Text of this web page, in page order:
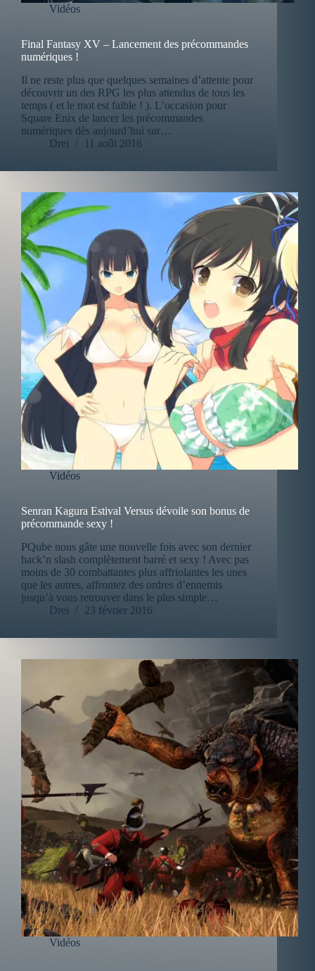
Vidéos
Final Fantasy XV – Lancement des précommandes
numériques !
Il ne reste plus que quelques semaines d’attente pour
découvrir un des RPG les plus attendus de tous les
temps ( et le mot est faible ! ). L’occasion pour
Square Enix de lancer les précommandes
numériques dès aujourd’hui sur…
Drei
11 août 2016
Vidéos
Senran Kagura Estival Versus dévoile son bonus de
précommande sexy !
PQube nous gâte une nouvelle fois avec son dernier
hack’n slash complètement barré et sexy ! Avec pas
moins de 30 combattantes plus affriolantes les unes
que les autres, affrontez des ordres d’ennemis
jusqu’à vous retrouver dans le plus simple…
Drei
23 février 2016
Vidéos